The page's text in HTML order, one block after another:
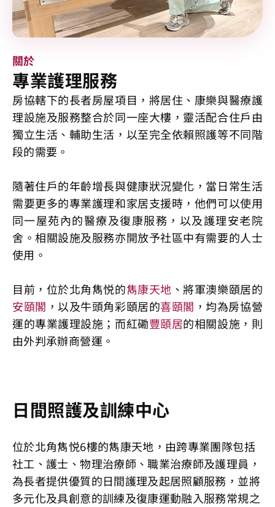
關於
專業護理服務
房協轄下的長者房屋項目，將居住、康樂與醫療護
理設施及服務整合於同一座大樓，靈活配合住戶由
獨立生活、輔助生活，以至完全依賴照護等不同階
段的需要。
隨著住戶的年齡增長與健康狀況變化，當日常生活
需要更多的專業護理和家居支援時，他們可以使用
同一屋苑內的醫療及復康服務，以及護理安老院
舍。相關設施及服務亦開放予社區中有需要的人士
使用。
目前，位於北角雋悦的雋康天地 、將軍澳樂頤居的
安頤閣 ，以及牛頭角彩頤居的喜頤閣 ，均為房協營
運的專業護理設施；而紅磡豐頤居的相關設施，則
由外判承辦商營運。
日間照護及訓練中心
位於北角雋悦6樓的雋康天地，由跨專業團隊包括
社工、護士、物理治療師、職業治療師及護理員，
為長者提供優質的日間護理及起居照顧服務，並將
多元化及具創意的訓練及復康運動融入服務常規之